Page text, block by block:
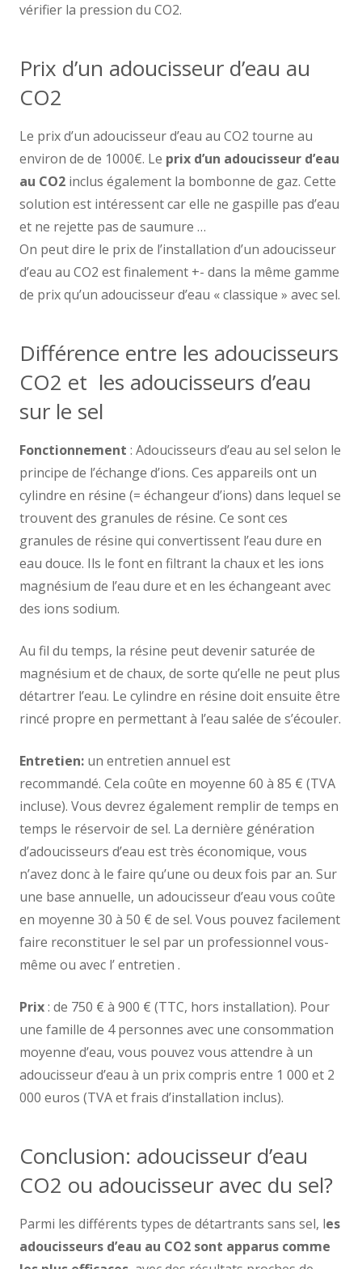
vérifier la pression du CO2.
Prix d’un adoucisseur d’eau au
CO2
Le prix d’un adoucisseur d’eau au CO2 tourne au
environ de de 1000€. Le prix d’un adoucisseur d’eau
au CO2 inclus également la bombonne de gaz. Cette
solution est intéressent car elle ne gaspille pas d’eau
et ne rejette pas de saumure …
On peut dire le prix de l’installation d’un adoucisseur
d’eau au CO2 est finalement +- dans la même gamme
de prix qu’un adoucisseur d’eau « classique » avec sel.
Différence entre les adoucisseurs
CO2 et les adoucisseurs d’eau
sur le sel
Fonctionnement : Adoucisseurs d’eau au sel selon le
principe de l’échange d’ions. Ces appareils ont un
cylindre en résine (= échangeur d’ions) dans lequel se
trouvent des granules de résine. Ce sont ces
granules de résine qui convertissent l’eau dure en
eau douce. Ils le font en filtrant la chaux et les ions
magnésium de l’eau dure et en les échangeant avec
des ions sodium.
Au fil du temps, la résine peut devenir saturée de
magnésium et de chaux, de sorte qu’elle ne peut plus
détartrer l’eau. Le cylindre en résine doit ensuite être
rincé propre en permettant à l’eau salée de s’écouler.
Entretien: un entretien annuel est
recommandé. Cela coûte en moyenne 60 à 85 € (TVA
incluse). Vous devrez également remplir de temps en
temps le réservoir de sel. La dernière génération
d’adoucisseurs d’eau est très économique, vous
n’avez donc à le faire qu’une ou deux fois par an. Sur
une base annuelle, un adoucisseur d’eau vous coûte
en moyenne 30 à 50 € de sel. Vous pouvez facilement
faire reconstituer le sel par un professionnel vous-
même ou avec l’ entretien .
Prix: de 750 € à 900 € (TTC, hors installation). Pour
une famille de 4 personnes avec une consommation
moyenne d’eau, vous pouvez vous attendre à un
adoucisseur d’eau à un prix compris entre 1 000 et 2
000 euros (TVA et frais d’installation inclus).
Conclusion: adoucisseur d’eau
CO2 ou adoucisseur avec du sel?
Parmi les différents types de détartrants sans sel, les
adoucisseurs d’eau au CO2 sont apparus comme